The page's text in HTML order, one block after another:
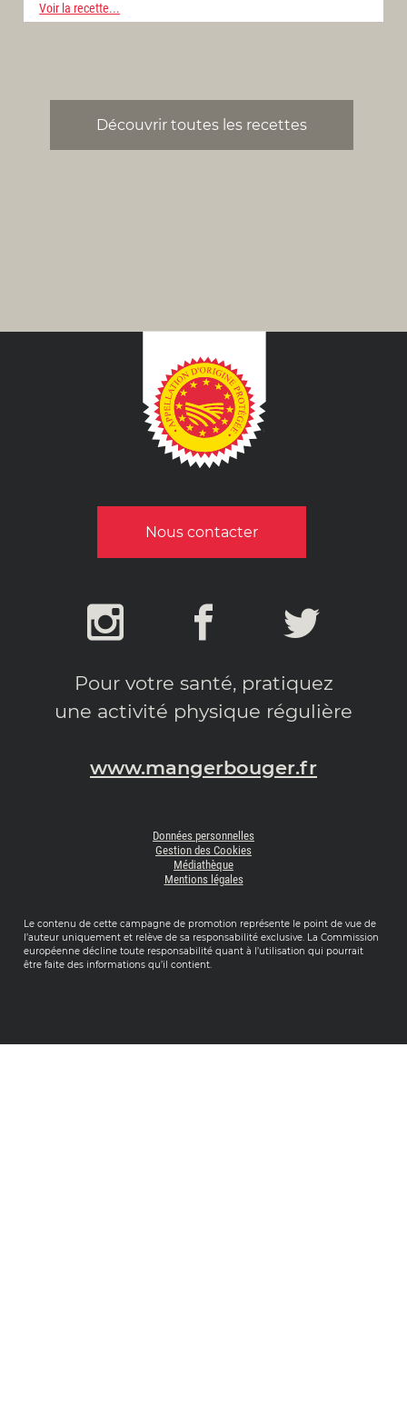
Voir la recette...
Découvrir toutes les recettes
Nous contacter
Pour votre santé, pratiquez
une activité physique régulière
www.mangerbouger.fr
Données personnelles
Gestion des Cookies
Médiathèque
Mentions légales
Le contenu de cette campagne de promotion représente le point de vue de
l’auteur uniquement et relève de sa responsabilité exclusive. La Commission
européenne décline toute responsabilité quant à l’utilisation qui pourrait
être faite des informations qu’il contient.